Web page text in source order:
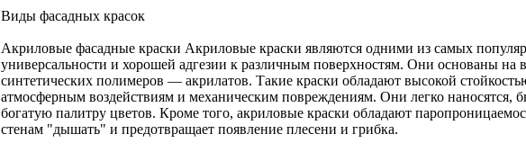
Виды фасадных красок
Акриловые фасадные краски Акриловые краски являются одними из самых
универсальности и хорошей адгезии к различным поверхностям. Они основаны на
синтетических полимеров — акрилатов. Такие краски обладают высокой
атмосферным воздействиям и механическим повреждениям. Они легко наносятся,
богатую палитру цветов. Кроме того, акриловые краски обладают
стенам "дышать" и предотвращает появление плесени и грибка.